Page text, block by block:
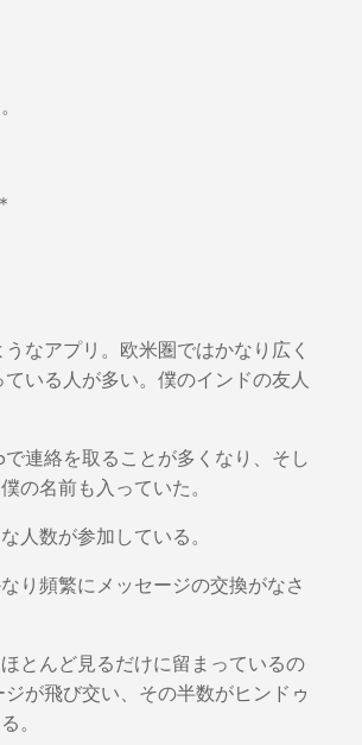
なアプリ。欧米圏ではかなり広く
いる人が多い。僕のインドの友人
連絡を取ることが多くなり、そし
の名前も入っていた。
人数が参加している。
り頻繁にメッセージの交換がなさ
とんど見るだけに留まっているの
が飛び交い、その半数がヒンドゥ
。